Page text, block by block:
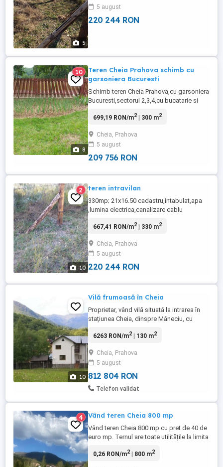
5
;canalizare ;lumina electrica;apa ;cablu,
5 august
220 244 RON
8
10
Teren Cheia Prahova schimb cu
garsoniera Bucuresti
Schimb teren Cheia Prahova,cu garsoniera
Bucuresti,sectorul 2,3,4,cu bucatarie si
cu balcon. Construita inaite de anul 1977.,
Accept schimburi.
699,19 RON/m2| 300 m2
Cheia, Prahova
5 august
209 756 RON
10
2 teren intravilan
330mp; 21x16.50 cadastru,intabulat,apa
,lumina electrica,canalizare cablu
667,41 RON/m2| 330 m2
Cheia, Prahova
5 august
220 244 RON
10
Vilă frumoasă în Cheia
Proprietar, vând vilă situată la intrarea în
stațiunea Cheia, dinspre Măneciu, cu
Masivul Ciucaș, la 110 km distanță de
de rai, la doi pași de pădure. Stațiunea
Cheia, este recunoscută pentru cel mai
curat aer din țară pe ...
6263 RON/m2| 130 m2
Cheia, Prahova
5 august
812 804 RON
Telefon validat
4 Vând teren Cheia 800 mp
Vând teren Cheia 800 mp cu pret de 40 de
euro mp. Ternul are toate utilitățile la limita
cablu și internet. Ternul este intabulat și se
0,26 RON/m2| 800 m2